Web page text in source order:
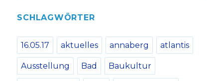
SCHLAGWÖRTER
16.05.17 aktuelles annaberg atlantis
Ausstellung Bad Baukultur